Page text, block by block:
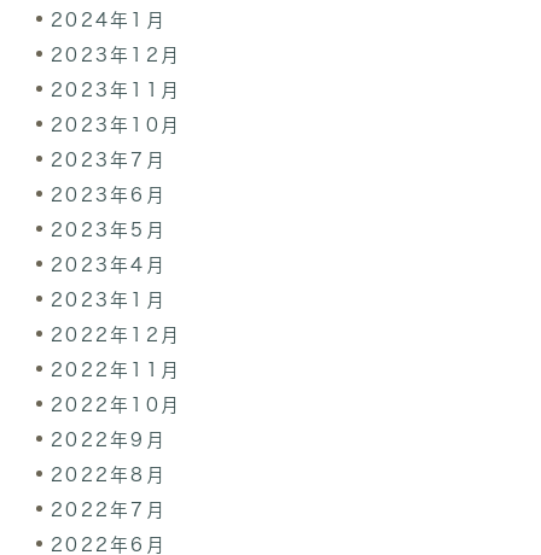
2024年1月
2023年12月
2023年11月
2023年10月
2023年7月
2023年6月
2023年5月
2023年4月
2023年1月
2022年12月
2022年11月
2022年10月
2022年9月
2022年8月
2022年7月
2022年6月